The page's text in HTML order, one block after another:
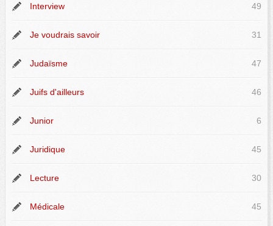
Interview 49
Je voudrais savoir 31
Judaïsme 47
Juifs d'ailleurs 46
Junior 6
Juridique 45
Lecture 30
Médicale 45